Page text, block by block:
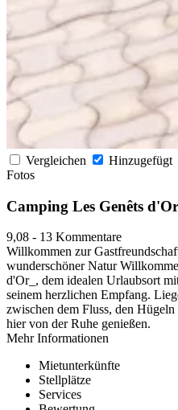
Vergleichen
Hinzugefügt
Fotos
Camping Les Genêts
9,08 - 13 Kommentare
Willkommen zur
wunderschöner Natur
d'Or_, dem idealen Urlaubsort
seinem herzlichen Empfang.
zwischen dem Fluss, den
hier von der Ruhe genießen.
Mehr Informationen
Mietunterkünfte
Stellplätze
Services